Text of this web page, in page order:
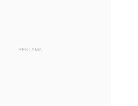
REKLAMA